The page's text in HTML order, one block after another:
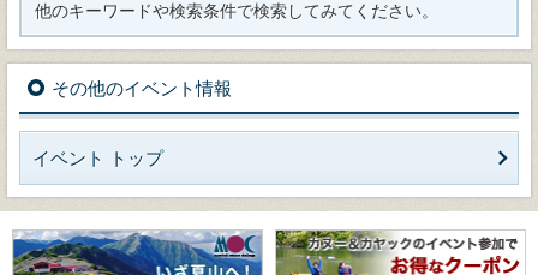
他のキーワードや検索条件で検索してみてください。
その他のイベント情報
イベント トップ